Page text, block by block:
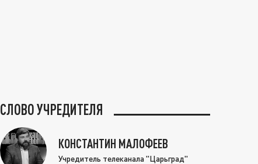
СЛОВО УЧРЕДИТЕЛЯ
КОНСТАНТИН МАЛОФЕЕВ
Учредитель телеканала "Царьград"